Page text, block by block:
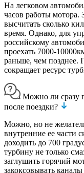
На легковом
часов работы
высчитать сколько
время. Однако, для
российскому
проехать 7000-
раньше, чем позднее.
сокращает ресурс
Можно ли сразу
после поездки?
Можно, но не
внутренние ее части
доходить до 700
турбину не только
заглушить горячий
закоксовывать